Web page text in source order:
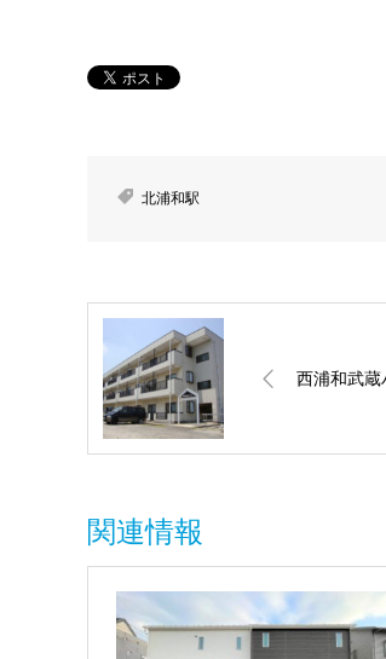
北浦和駅
西浦和武蔵
関連情報